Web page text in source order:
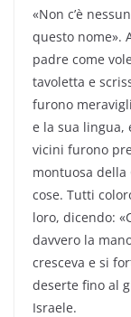
«Non c’è
questo nome».
padre come
tavoletta e
furono
e la sua lingua,
vicini furono
montuosa
cose. Tutti
loro, dicendo:
davvero la
cresceva e si
deserte fino al
Israele.